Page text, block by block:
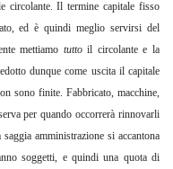
circolante. Il termine capitale fisso
ed è quindi meglio servirsi del
mettiamo tuttoil circolante e la
dunque come uscita il capitale
sono finite. Fabbricato, macchine,
per quando occorrerà rinnovarli
amministrazione si accantona
soggetti, e quindi una quota di